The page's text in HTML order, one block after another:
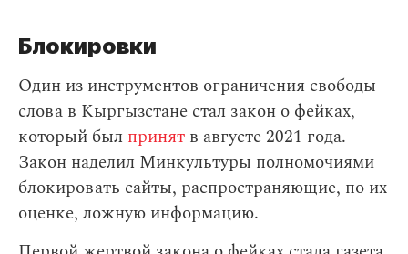
Блокировки
Один из инструментов ограничения свободы
слова в Кыргызстане стал закон о фейках,
который был принят в августе 2021 года.
Закон наделил Минкультуры полномочиями
блокировать сайты, распространяющие, по их
оценке, ложную информацию.